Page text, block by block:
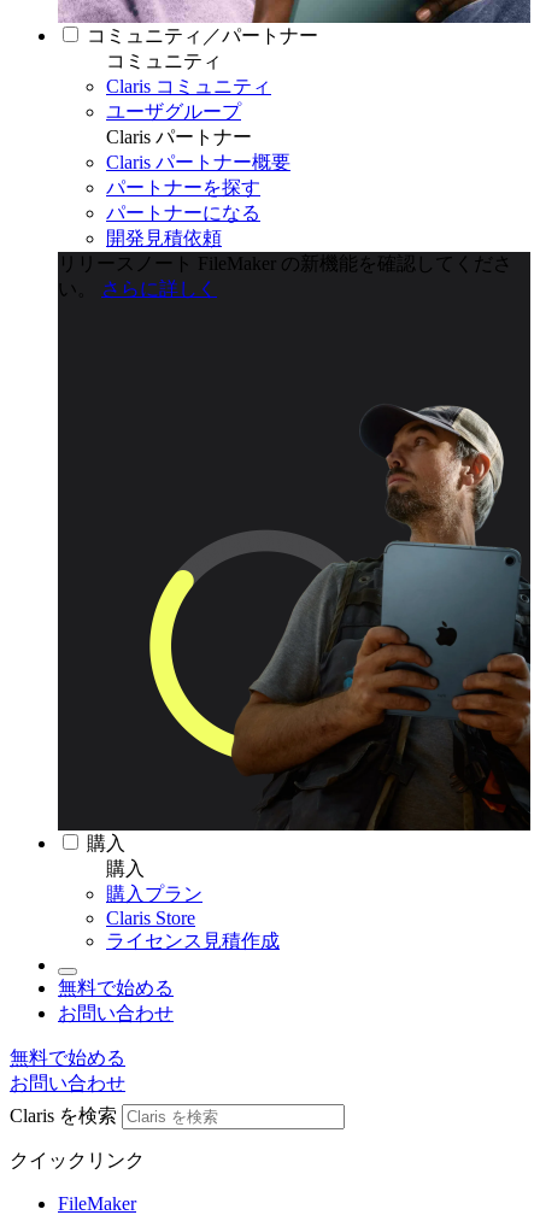
コミュニティ／パートナー
コミュニティ
Claris コミュニティ
ユーザグループ
Claris パートナー
Claris パートナー概要
パートナーを探す
パートナーになる
開発見積依頼
リリースノート
FileMaker の新機能を確認してくださ
い。
さらに詳しく
購入
購入
購入プラン
Claris Store
ライセンス見積作成
無料で始める
お問い合わせ
無料で始める
お問い合わせ
Claris を検索
クイックリンク
FileMaker